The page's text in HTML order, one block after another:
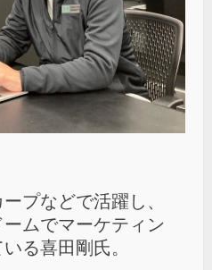
プなどで活躍し、
ムでマーケティン
る喜田剛氏。